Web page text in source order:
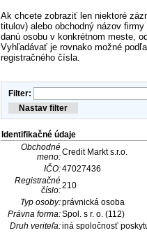
Ak chcete zobraziť len niektoré
titulov) alebo obchodný názov
danú osobu v konkrétnom meste,
Vyhľadávať je rovnako možné
registračného čísla.
Filter:
Identifikačné údaje
Obchodné
meno:Credit Markt s.r.o.
IČO:47027436
Registračné
číslo:210
Typ osoby:právnická osoba
Právna forma:Spol. s r. o. (112)
Druh veriteľa:iná spoločnosť